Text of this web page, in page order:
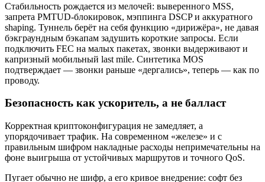
Стабильность рождается из мелочей: выверенного MSS,
запрета PMTUD-блокировок, мэппинга DSCP и аккуратного
shaping. Туннель берёт на себя функцию «дирижёра», не давая
бэкграундным бэкапам задушить короткие запросы. Если
подключить FEC на малых пакетах, звонки выдерживают и
капризный мобильный last mile. Синтетика MOS
подтверждает — звонки раньше «дергались», теперь — как по
проводу.
Безопасность как ускоритель, а не балласт
Корректная криптоконфигурация не замедляет, а
упорядочивает трафик. На современном «железе» и c
правильным шифром накладные расходы непримечательны на
фоне выигрыша от устойчивых маршрутов и точного QoS.
Пугает обычно не шифр, а его кривое внедрение: софт без